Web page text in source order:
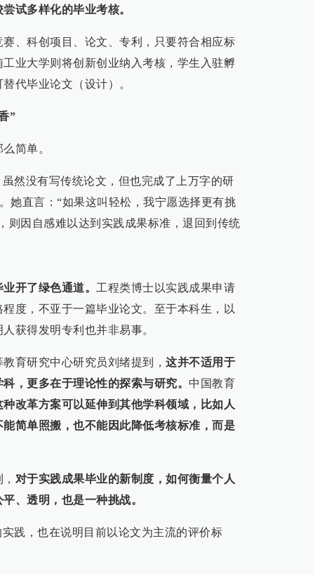
试多样化的毕业考核。
、科创项目、论文、专利，只要符合相应标
业大学则将创新创业纳入考核，学生入驻孵
代毕业论文（设计）。
”
简单。
然没有写传统论文，但也完成了上万字的研
她直言：“如果这叫轻松，我宁愿选择更有挑
则因自感难以达到实践成果标准，退回到传统
开了绿色通道。 工程类博士以实践成果申请
度，不亚于一篇毕业论文。至于本科生，以
获得发明专利也并非易事。
育研究中心研究员刘绪提到， 这并不适用于
，更多在于理论性的探索与研究。 中国教育
种改革方案可以延伸到其他学科领域，比如人
简单照搬，也不能因此降低考核标准，而是
对于实践成果毕业的新制度，如何衡量个人
、透明，也是一种挑战。
践，也在说明目前以论文为主流的评价标